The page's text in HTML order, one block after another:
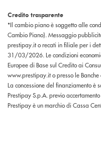
Credito trasparente
*Il cambio piano è soggetto alle
Cambio Piano). Messaggio
prestipay.it o recati in filiale per i
31/03/2026. Le condizioni
Europee di Base sul Credito ai
www.prestipay.it o presso le
La concessione del finanziamento
Prestipay S.p.A. previo
Prestipay è un marchio di Cassa